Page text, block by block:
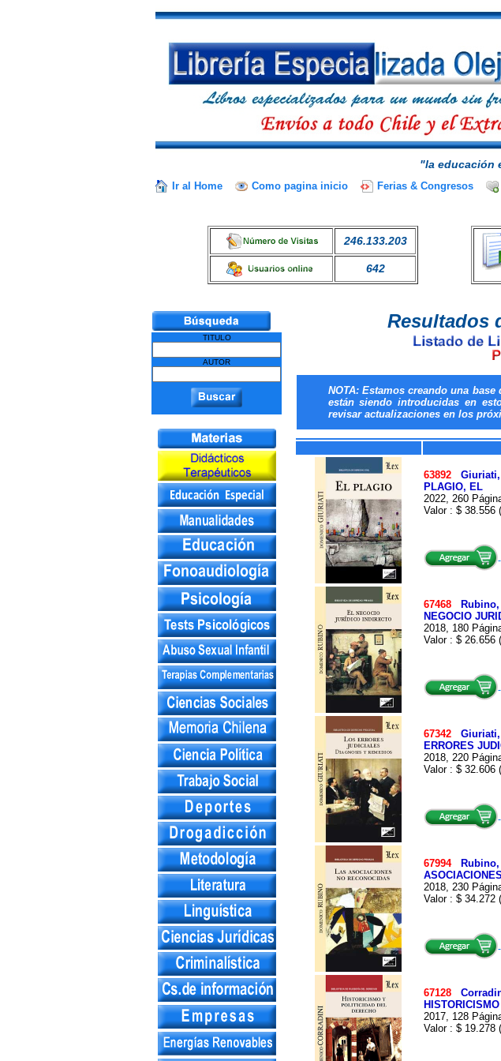
"la educación
Ir al Home Como pagina inicio Ferias & Congresos
246.133.203
642
TITULO
AUTOR
Resultados
NOTA: Estamos creando una
están siendo introducidas en
revisar actualizaciones en los
63892
PLAGIO, EL
2022, 260
Valor : $ 38.556
67468
NEGOCIO
2018, 180
Valor : $ 26.656
67342
ERRORES
2018, 220
Valor : $ 32.606
67994
2018, 230
Valor : $ 34.272
67128
2017, 128
Valor : $ 19.278